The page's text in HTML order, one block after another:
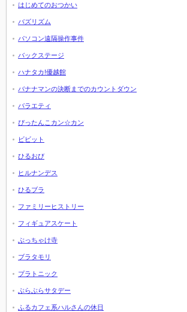
はじめてのおつかい
バズリズム
パソコン遠隔操作事件
バックステージ
ハナタカ!優越館
バナナマンの決断までのカウントダウン
バラエティ
ぴったんこカン☆カン
ビビット
ひるおび
ヒルナンデス
ひるブラ
ファミリーヒストリー
フィギュアスケート
ぶっちゃけ寺
ブラタモリ
プラトニック
ぶらぶらサタデー
ふるカフェ系ハルさんの休日